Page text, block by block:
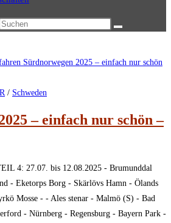
/ Schweden
– einfach nur schön –
4: 27.07. bis 12.08.2025 - Brumunddal
- Eketorps Borg - Skärlövs Hamn - Ölands
Mosse - - Ales stenar - Malmö (S) - Bad
- Nürnberg - Regensburg - Bayern Park -